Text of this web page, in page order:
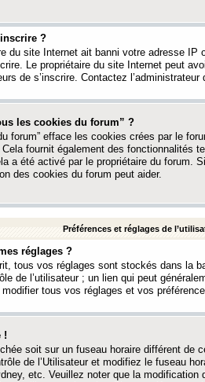
?
du site Internet ait banni votre adresse IP
Le propriétaire du site Internet peut
de s’inscrire. Contactez
les cookies du forum” ?
forum” efface les cookies crées par le
fournit également des fonctionnalités
a été activé par le propriétaire du forum.
des cookies du forum peut aider.
Préférences et réglages de
réglages ?
tous vos réglages sont stockés dans la
de l’utilisateur ; un lien qui peut
tous vos réglages et vos
!
soit sur un fuseau horaire différent de
de l’Utilisateur et modifiez le fuseau
etc. Veuillez noter que la modification